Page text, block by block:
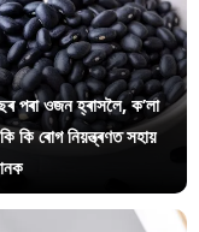
পৰা ওজন হ্ৰাসলৈ, ক’লা
কি ৰোগ নিয়ন্ত্ৰণত সহায়